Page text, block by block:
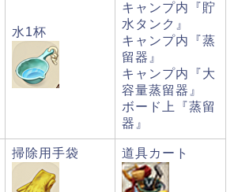
水1杯
キャンプ内『貯
水タンク』
キャンプ内『蒸
留器』
キャンプ内『大
容量蒸留器』
ボード上『蒸留
器』
掃除用手袋 道具カート